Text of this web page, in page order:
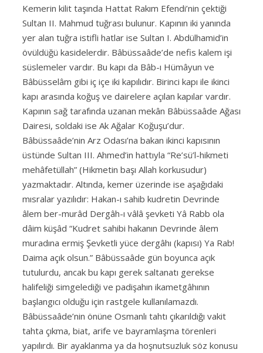
Kemerin kilit taşında Hattat Rakım Efendi’nin çektiği
Sultan II. Mahmud tuğrası bulunur. Kapının iki yanında
yer alan tuğra istifli hatlar ise Sultan I. Abdülhamid’in
övüldüğü kasidelerdir. Bâbüssaâde’de nefis kalem işi
süslemeler vardır. Bu kapı da Bâb-ı Hümâyun ve
Bâbüsselâm gibi iç içe iki kapılıdır. Birinci kapı ile ikinci
kapı arasında koğuş ve dairelere açılan kapılar vardır.
Kapının sağ tarafında uzanan mekân Bâbüssaâde Ağası
Dairesi, soldaki ise Ak Ağalar Koğuşu’dur.
Bâbüssaâde’nin Arz Odası’na bakan ikinci kapısının
üstünde Sultan III. Ahmed’in hattıyla “Re’sü’l-hikmeti
mehâfetüllah” (Hikmetin başı Allah korkusudur)
yazmaktadır. Altında, kemer üzerinde ise aşağıdaki
mısralar yazılıdır: Hakan-ı sahib kudretin Devrinde
âlem ber-murâd Dergâh-ı vâlâ şevketi Yâ Rabb ola
dâim küşâd “Kudret sahibi hakanın Devrinde âlem
muradına ermiş Şevketli yüce dergâhı (kapısı) Ya Rab!
Daima açık olsun.” Bâbüssaâde gün boyunca açık
tutulurdu, ancak bu kapı gerek saltanatı gerekse
halifeliği simgelediği ve padişahın ikametgâhının
başlangıcı olduğu için rastgele kullanılamazdı.
Bâbüssaâde’nin önüne Osmanlı tahtı çıkarıldığı vakit
tahta çıkma, biat, arife ve bayramlaşma törenleri
yapılırdı. Bir ayaklanma ya da hoşnutsuzluk söz konusu